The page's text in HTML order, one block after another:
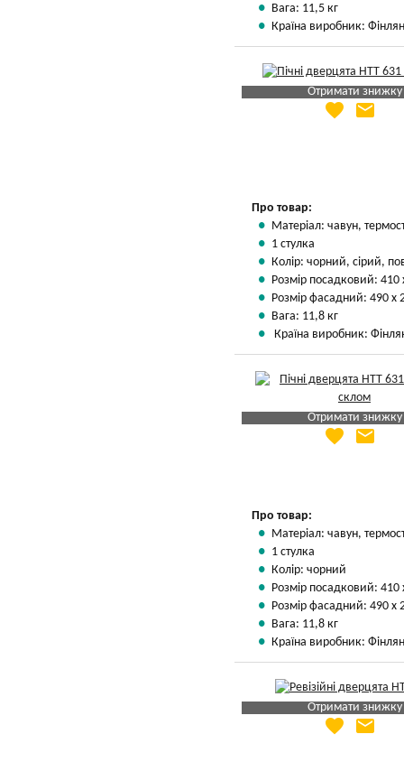
Вага: 11,5 кг
Країна виробник:
Отримати знижку
Яка Ваша ціна
favorite email
Про товар:
Матеріал: чавун,
1 стулка
Колір: чорний, сірий,
Розмір посадковий:
Розмір фасадний: 490 х
Вага: 11,8 кг
Країна виробник:
Отримати знижку
Яка Ваша ціна
favorite email
Про товар:
Матеріал: чавун,
1 стулка
Колір: чорний
Розмір посадковий:
Розмір фасадний: 490 х
Вага: 11,8 кг
Країна виробник:
Отримати знижку
Яка Ваша ціна
favorite email